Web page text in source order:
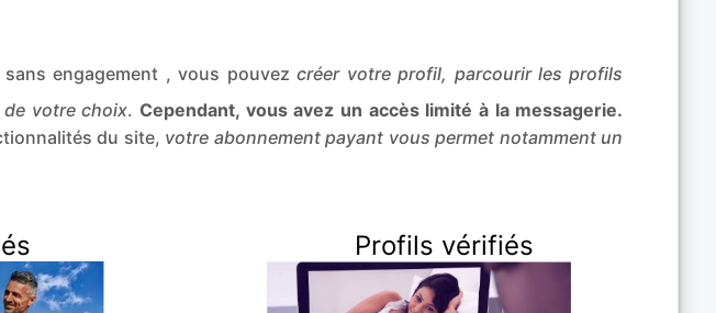
sans engagement , vous pouvezcréer votre profil, parcourir les profils
de votre choix.Cependant, vous avez un accès limité à la messagerie.
du site, votre abonnement payant vous permet notamment un
Profils vérifiés